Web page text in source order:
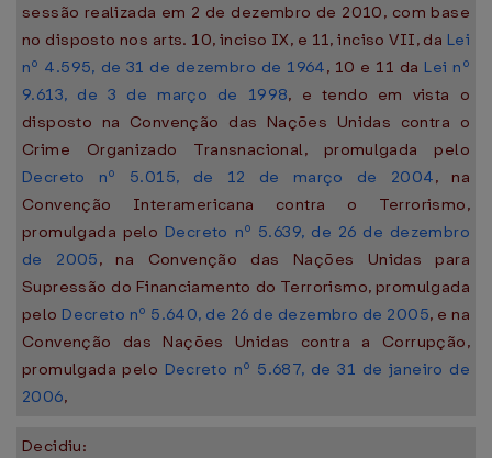
sessão realizada em 2 de dezembro de 2010, com base
no disposto nos arts. 10, inciso IX, e 11, inciso VII, da Lei
nº 4.595, de 31 de dezembro de 1964, 10 e 11 da Lei nº
9.613, de 3 de março de 1998, e tendo em vista o
disposto na Convenção das Nações Unidas contra o
Crime Organizado Transnacional, promulgada pelo
Decreto nº 5.015, de 12 de março de 2004, na
Convenção Interamericana contra o Terrorismo,
promulgada pelo Decreto nº 5.639, de 26 de dezembro
de 2005, na Convenção das Nações Unidas para
Supressão do Financiamento do Terrorismo, promulgada
pelo Decreto nº 5.640, de 26 de dezembro de 2005, e na
Convenção das Nações Unidas contra a Corrupção,
promulgada pelo Decreto nº 5.687, de 31 de janeiro de
2006,
Decidiu: